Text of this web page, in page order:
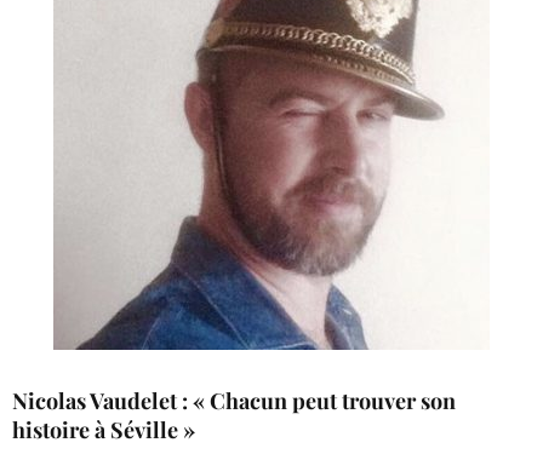
Nicolas Vaudelet : « Chacun peut trouver son
histoire à Séville »